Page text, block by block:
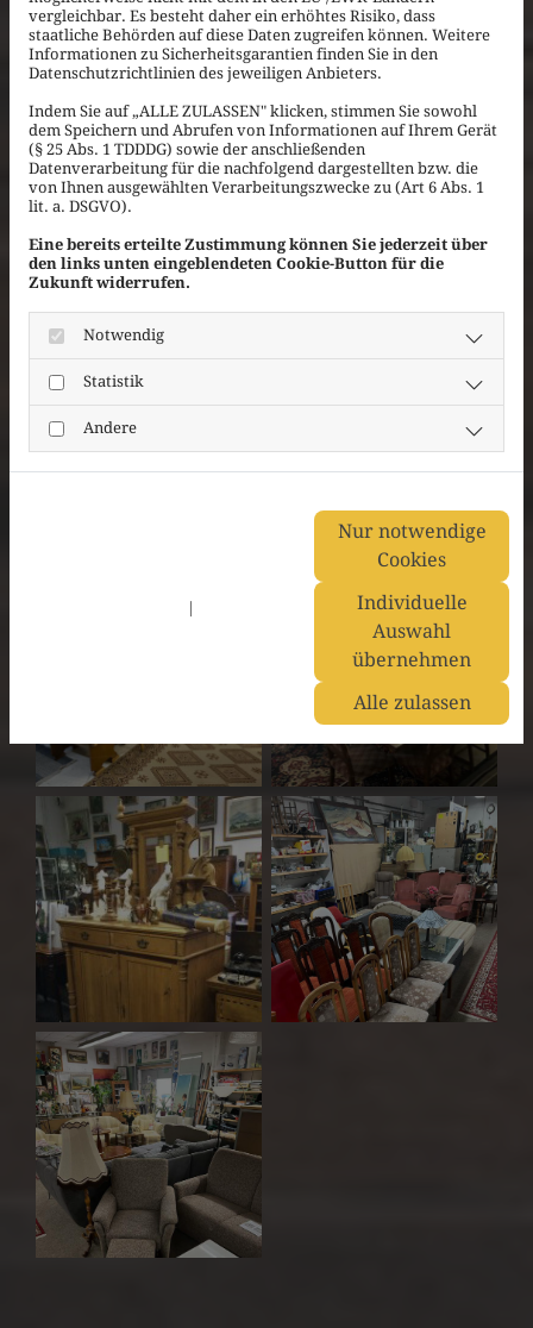
vergleichbar. Es besteht daher ein erhöhtes Risiko, dass
staatliche Behörden auf diese Daten zugreifen können. Weitere
Informationen zu Sicherheitsgarantien finden Sie in den
Datenschutzrichtlinien des jeweiligen Anbieters.
Indem Sie auf „ALLE ZULASSEN" klicken, stimmen Sie sowohl
dem Speichern und Abrufen von Informationen auf Ihrem Gerät
(§ 25 Abs. 1 TDDDG) sowie der anschließenden
Datenverarbeitung für die nachfolgend dargestellten bzw. die
von Ihnen ausgewählten Verarbeitungszwecke zu (Art 6 Abs. 1
lit. a. DSGVO).
Eine bereits erteilte Zustimmung können Sie jederzeit über
den links unten eingeblendeten Cookie-Button für die
Zukunft widerrufen.
Notwendig
Statistik
Andere
Nur notwendige
Cookies
Individuelle
Auswahl
übernehmen
Alle zulassen